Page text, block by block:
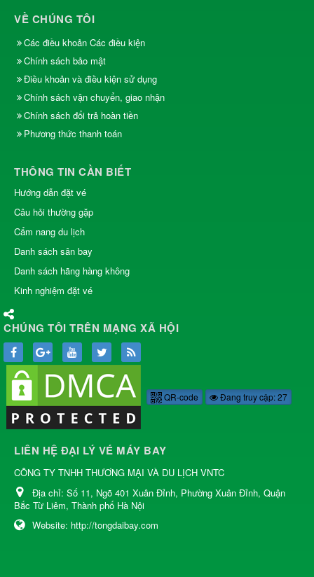
VỀ CHÚNG TÔI
Các điều khoản Các điều kiện
Chính sách bảo mật
Điều khoản và điều kiện sử dụng
Chính sách vận chuyển, giao nhận
Chính sách đổi trả hoàn tiền
Phương thức thanh toán
THÔNG TIN CẦN BIẾT
Hướng dẫn đặt vé
Câu hỏi thường gặp
Cẩm nang du lịch
Danh sách sân bay
Danh sách hãng hàng không
Kinh nghiệm đặt vé
CHÚNG TÔI TRÊN MẠNG XÃ HỘI
QR-code Đang truy cập: 27
LIÊN HỆ ĐẠI LÝ VÉ MÁY BAY
CÔNG TY TNHH THƯƠNG MẠI VÀ DU LỊCH VNTC
Địa chỉ: Số 11, Ngõ 401 Xuân Đỉnh, Phường Xuân Đỉnh, Quận
Bắc Từ Liêm, Thành phố Hà Nội
Website: http://tongdaibay.com